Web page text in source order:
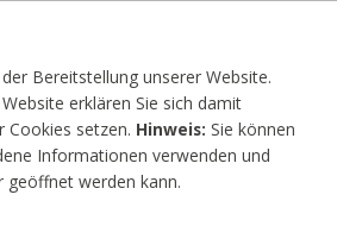
Bereitstellung unserer Website.
erklären Sie sich damit
Cookies setzen. Hinweis: Sie können
Informationen verwenden und
geöffnet werden kann.